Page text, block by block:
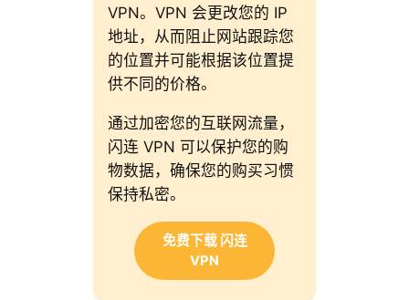
VPN。VPN 会更改您的 IP
地址，从而阻止网站跟踪您
的位置并可能根据该位置提
供不同的价格。
通过加密您的互联网流量，
闪连 VPN 可以保护您的购
物数据，确保您的购买习惯
保持私密。
免费下载 闪连
VPN